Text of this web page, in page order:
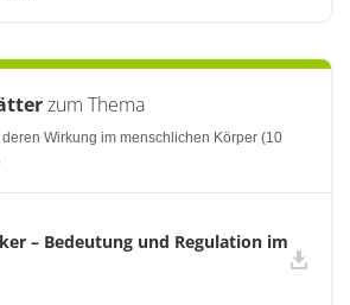
zum Thema
Wirkung im menschlichen Körper (10
– Bedeutung und Regulation im